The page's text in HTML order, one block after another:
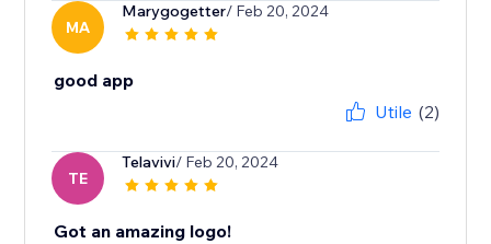
MA
Marygogetter/ Feb 20, 2024
good app
Utile (2)
TE
Telavivi/ Feb 20, 2024
Got an amazing logo!